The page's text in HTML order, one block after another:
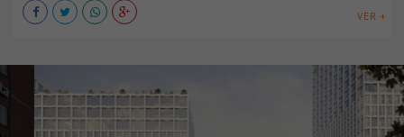
VER +